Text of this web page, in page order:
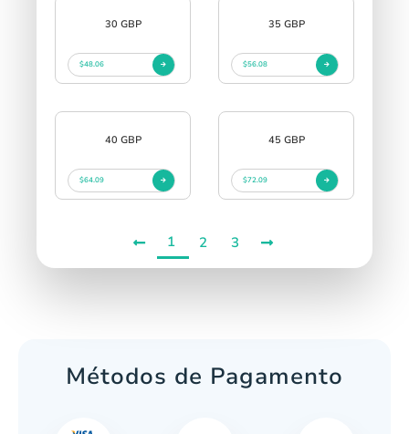
30 GBP
$48.06
35 GBP
$56.08
40 GBP
$64.09
45 GBP
$72.09
1 2 3
Métodos de Pagamento